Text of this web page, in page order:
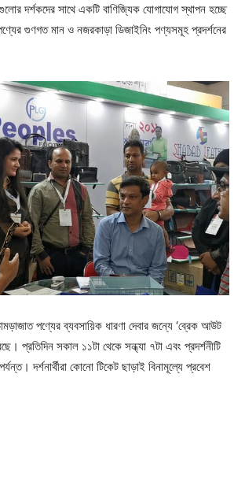
দর্শকদের সাথে একটি বাণিজ্যিক যোগাযোগ স্থাপন হচ্ছে
গুণগত মান ও নজরকাড়া ডিজাইনিং পণ্যসমূহ প্রদর্শনের
পণ্যের ব্যবসায়িক ধারণা দেবার জন্যে ‘ব্রেক আউট
প্রতিদিন সকাল ১১টা থেকে সন্ধ্যা ৭টা এবং প্রদর্শনীটি
দর্শনার্থীরা কোনো টিকেট ছাড়াই বিনামূল্যে প্রবেশ